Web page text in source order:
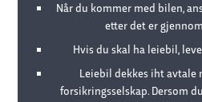
Når du kommer med bilen,
etter det er
Hvis du skal ha leiebil,
Leiebil dekkes iht
forsikringsselskap. Dersom